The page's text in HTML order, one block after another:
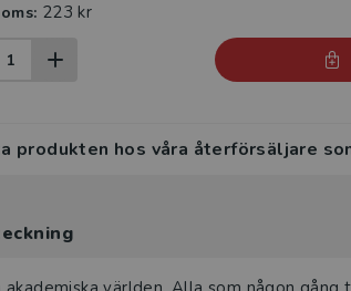
223 kr
produkten hos våra återförsäljare